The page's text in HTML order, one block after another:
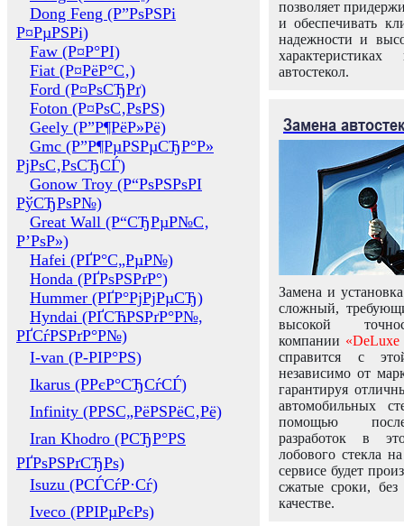
Dong Feng (Р”РѕРЅРі
Р¤РµРЅРі)
Faw (Р¤Р°РІ)
Fiat (Р¤РёР°С‚)
Ford (Р¤РѕСЂРґ)
Foton (Р¤РѕС‚РѕРЅ)
Geely (Р”Р¶РёР»Рё)
Gmc (Р”Р¶РµРЅРµСЂР°Р»
РјРѕС‚РѕСЂСЃ)
Gonow Troy (Р“РѕРЅРѕРІ
РўСЂРѕР№)
Great Wall (Р“СЂРµР№С‚
Р’РѕР»)
Hafei (РҐР°С„РµР№)
Honda (РҐРѕРЅРґР°)
Hummer (РҐР°РјРјРµСЂ)
Hyndai (РҐСЋРЅРґР°Р№,
РҐСѓРЅРґР°Р№)
I-van (Р-РІР°РЅ)
Ikarus (РРєР°СЂСѓСЃ)
Infinity (РРЅС„РёРЅРёС‚Рё)
Iran Khodro (РСЂР°РЅ
РҐРѕРЅРґСЂРѕ)
Isuzu (РСЃСѓР·Сѓ)
Iveco (РРІРµРєРѕ)
позволяет
и обеспечивать
надежности и
автостекол.
Замена
Замена и
сложный,
высокой
компании «DeLuxe
справится с
независимо от
гарантируя
автомобильных
помощью
разработок в
лобового стекла
сервисе будет
сжатые сроки,
качестве.